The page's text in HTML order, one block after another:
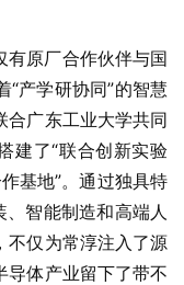
有原厂合作伙伴与国
“产学研协同”的智慧
合广东工业大学共同
建了“联合创新实验
基地”。通过独具特
智能制造和高端人
不仅为常淳注入了源
导体产业留下了带不